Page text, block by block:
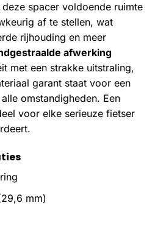
spacer voldoende ruimte
af te stellen, wat
rijhouding en meer
afwerking
met een strakke uitstraling,
garant staat voor een
omstandigheden. Een
voor elke serieuze fietser
mm)